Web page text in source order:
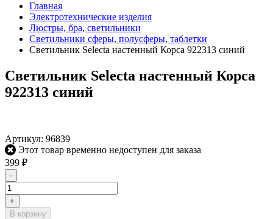
Главная
Электротехнические изделия
Люстры, бра, светильники
Светильники сферы, полусферы, таблетки
Светильник Selecta настенный Корса 922313 синий
Светильник Selecta настенный Корса
922313 синий
Артикул: 96839
Этот товар временно недоступен для заказа
399 ₽
-
+
В корзину